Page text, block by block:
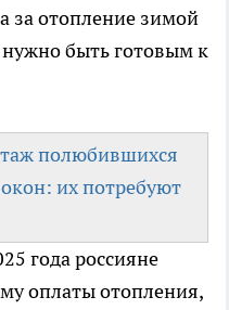
за отопление зимой
быть готовым к
полюбившихся
их потребуют
года россияне
оплаты отопления,